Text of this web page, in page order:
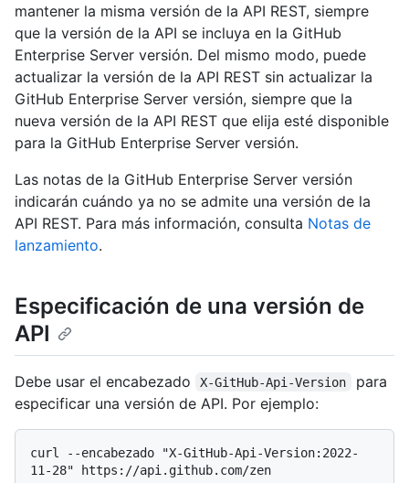
mantener la misma versión de la API REST, siempre
que la versión de la API se incluya en la GitHub
Enterprise Server versión. Del mismo modo, puede
actualizar la versión de la API REST sin actualizar la
GitHub Enterprise Server versión, siempre que la
nueva versión de la API REST que elija esté disponible
para la GitHub Enterprise Server versión.
Las notas de la GitHub Enterprise Server versión
indicarán cuándo ya no se admite una versión de la
API REST. Para más información, consulta Notas de
lanzamiento.
Especificación de una versión de
API
Debe usar el encabezado X-GitHub-Api-Version
para
especificar una versión de API. Por ejemplo:
curl --encabezado "X-GitHub-Api-Version:2022-